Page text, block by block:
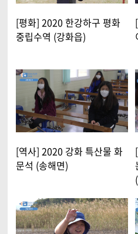
[평화] 2020 한강하구 평화
중립수역 (강화읍)
[역사] 2020 강화 특산물 화
문석 (송해면)